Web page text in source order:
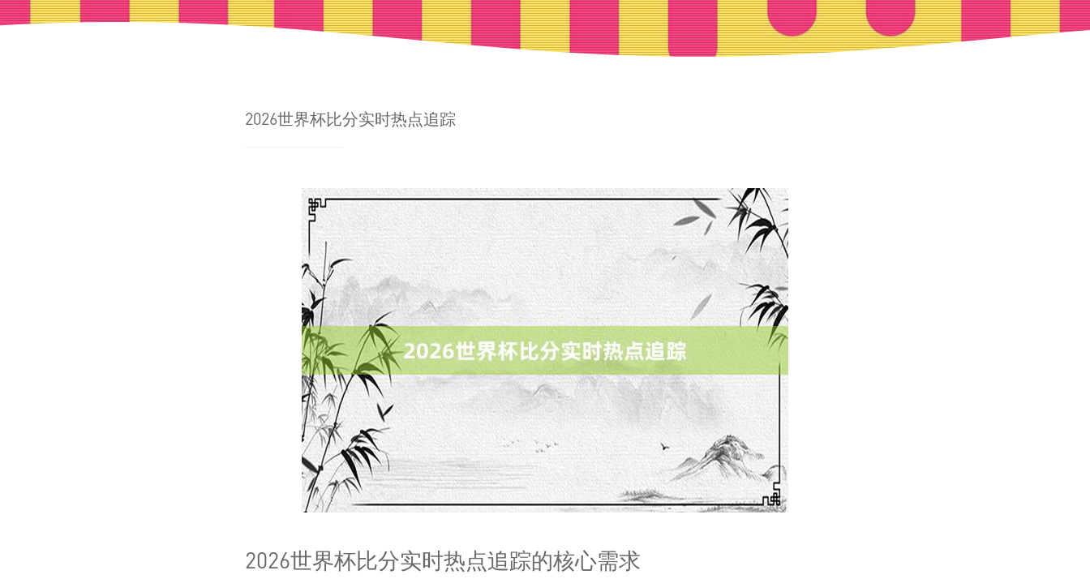
2026世界杯比分实时热点追踪
2026世界杯比分实时热点追踪的核心需求